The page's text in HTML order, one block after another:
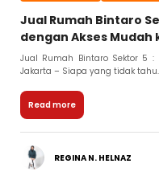
Jual Rumah Bintaro
dengan Akses
Jual Rumah Bintaro Sektor 5 :
Jakarta – Siapa yang tidak
Read more
REGINA N. HELNAZ